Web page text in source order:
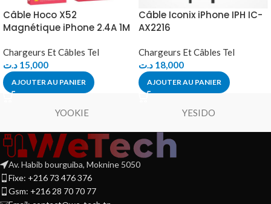
Câble Hoco X52
Magnétique iPhone 2.4A 1M
Chargeurs Et Câbles Tel
15,000 د.ت
AJOUTER AU PANIER
Câble Iconix iPhone IPH IC-
AX2216
Chargeurs Et Câbles Tel
18,000 د.ت
AJOUTER AU PANIER
YOOKIE YESIDO
Av. Habib bourguiba, Moknine 5050
Fixe: +216 73 476 376
Gsm: +216 28 70 70 77